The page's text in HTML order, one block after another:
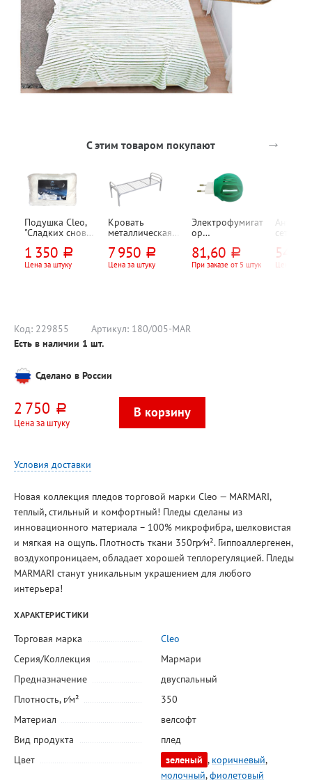
С этим товаром покупают →
Подушка Cleo,
"Сладких снов
70см*50см,
микроволокно
1 350 руб.
Цена за штуку
Кровать
металлическая
1900*800, белая
7 950 руб.
Цена за штуку
Электрофумигат
ор
поворотная
вилка
81,60 руб.
При заказе от 5 штук
сетка на
540
Цена за
Код: 229855 Артикул: 180/005-MAR
Есть в наличии 1 шт.
Сделано в России
2 750 руб.
Цена за штуку
Условия доставки
Новая коллекция пледов торговой марки Cleo — MARMARI,
теплый, стильный и комфортный! Пледы сделаны из
инновационного материала – 100% микрофибра, шелковистая
и мягкая на ощупь. Плотность ткани 350гр⁄м². Гиппоаллергенен,
воздухопроницаем, обладает хорошей теплорегуляцией. Пледы
MARMARI станут уникальным украшением для любого
интерьера!
ХАРАКТЕРИСТИКИ
Торговая марка
Cleo
Серия/Коллекция
Мармари
Предназначение
двуспальный
Плотность, г⁄м²
350
Материал
велсофт
Вид продукта
плед
Цвет
зеленый , коричневый,
молочный,фиолетовый